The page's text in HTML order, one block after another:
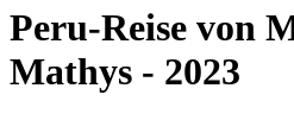
Peru-Reise von
Mathys - 2023